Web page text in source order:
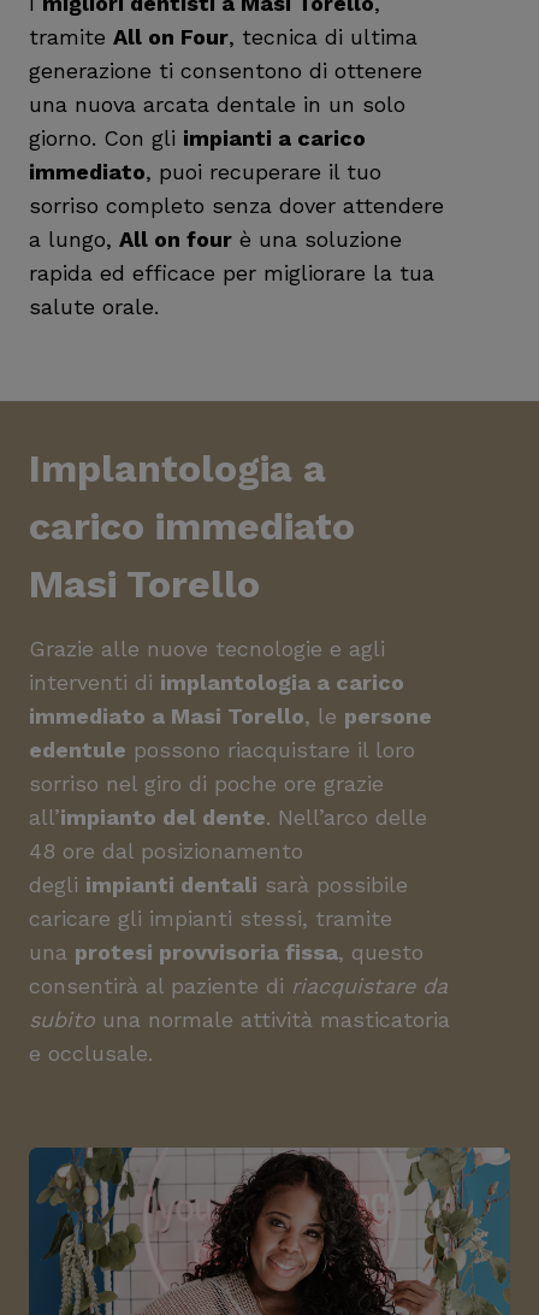
tramite All on Four, tecnica di ultima
generazione ti consentono di ottenere
una nuova arcata dentale in un solo
giorno. Con gli impianti a carico
immediato, puoi recuperare il tuo
sorriso completo senza dover attendere
a lungo, All on four è una soluzione
rapida ed efficace per migliorare la tua
salute orale.
Implantologia a
carico immediato
Masi Torello
Grazie alle nuove tecnologie e agli
interventi di implantologia a carico
immediato a Masi Torello, le persone
edentule possono riacquistare il loro
sorriso nel giro di poche ore grazie
all’impianto del dente. Nell’arco delle
48 ore dal posizionamento
degli impianti dentali sarà possibile
caricare gli impianti stessi, tramite
una protesi provvisoria fissa, questo
consentirà al paziente di riacquistare da
subito una normale attività masticatoria
e occlusale.